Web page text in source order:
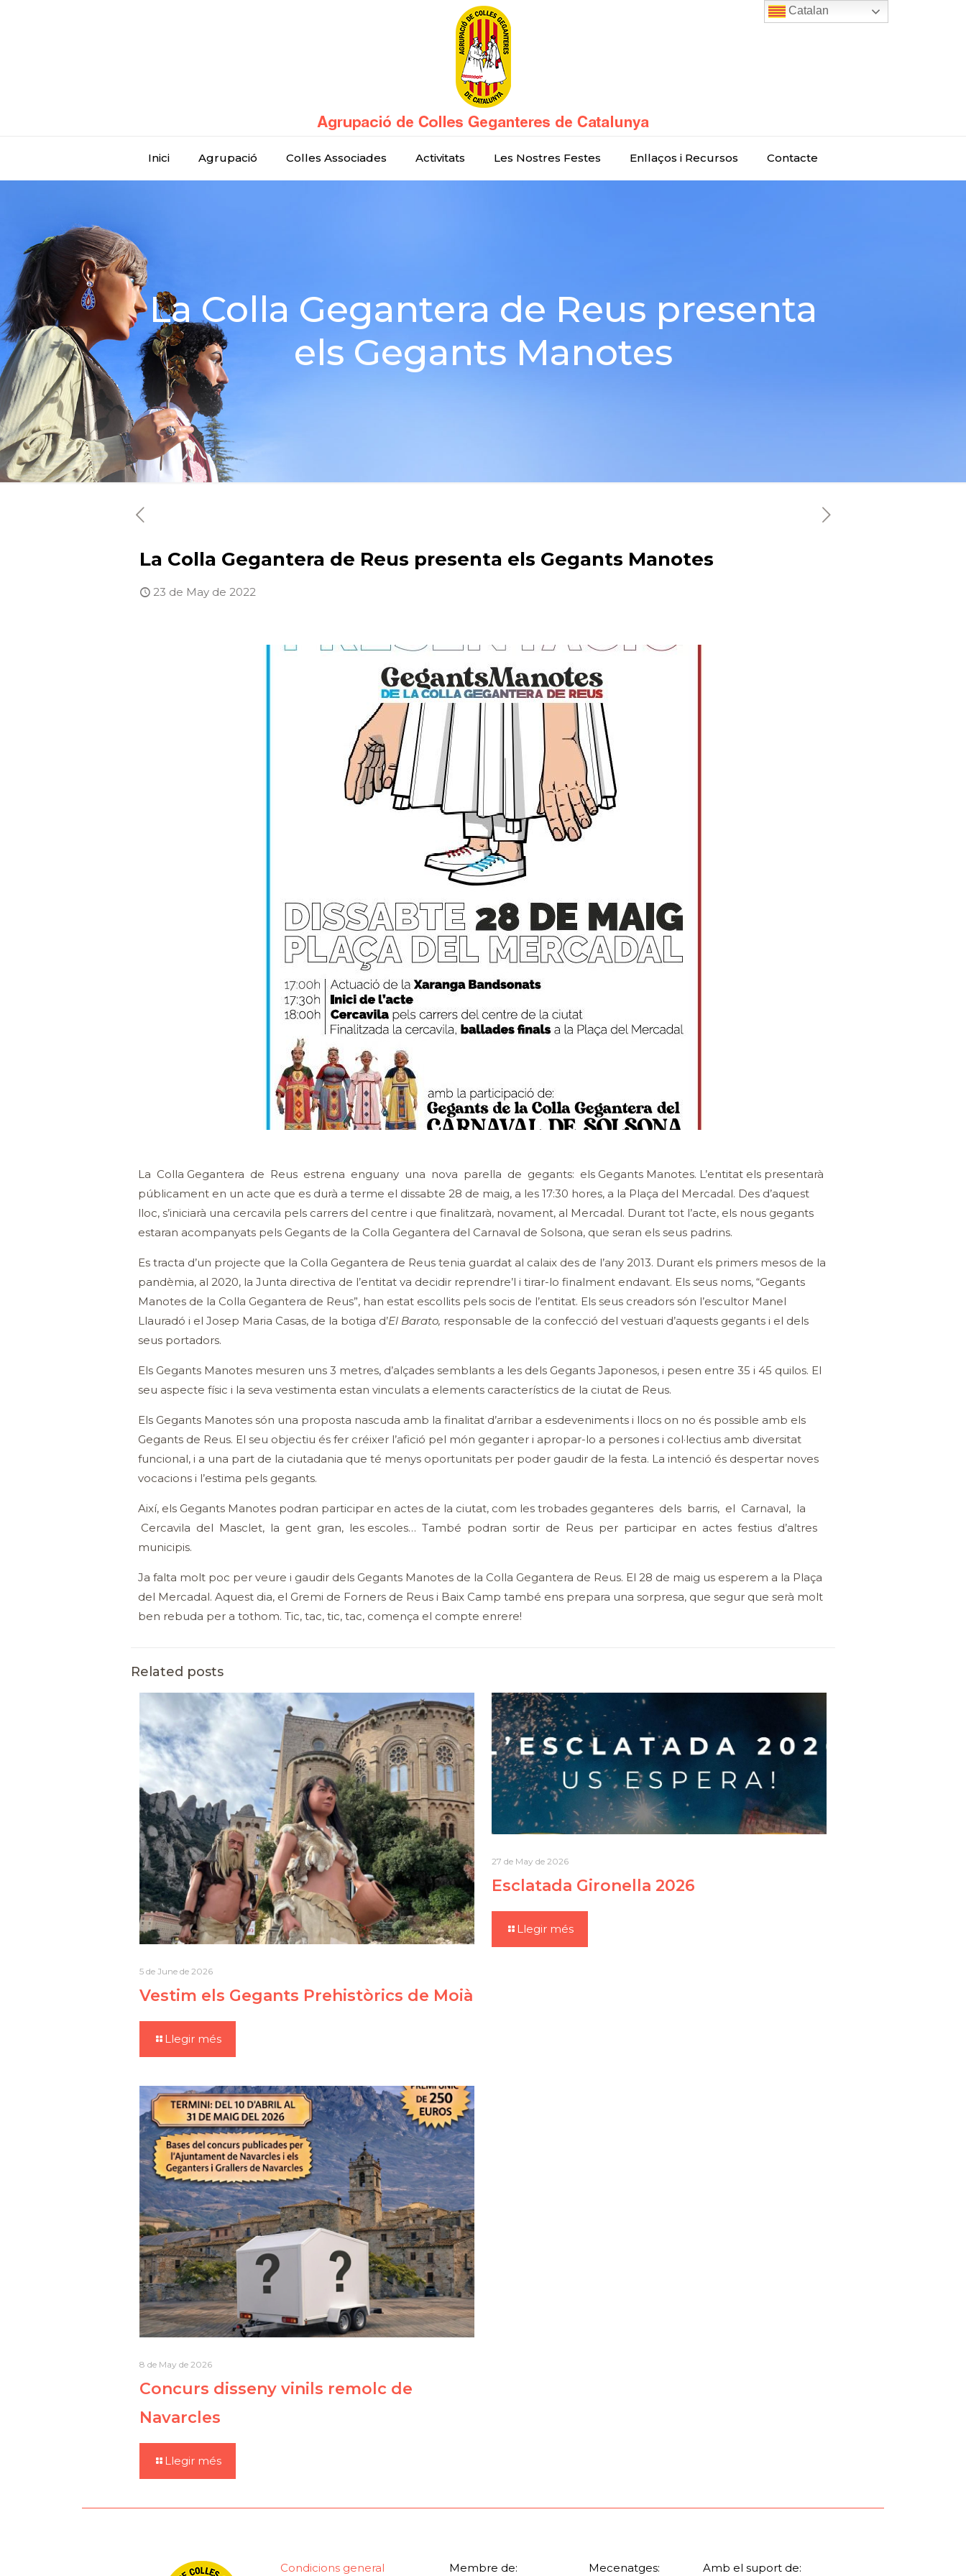
Inici Agrupació Colles Associades Activitats Les Nostres Festes Enllaços i Recursos Contacte
La Colla Gegantera de Reus presenta
els Gegants Manotes
La Colla Gegantera de Reus presenta els Gegants Manotes
23 de May de 2022
La Colla Gegantera de Reus estrena enguany una nova parella de gegants: els Gegants Manotes. L’entitat els presentarà
públicament en un acte que es durà a terme el dissabte 28 de maig, a les 17:30 hores, a la Plaça del Mercadal. Des d’aquest
lloc, s’iniciarà una cercavila pels carrers del centre i que finalitzarà, novament, al Mercadal. Durant tot l’acte, els nous gegants
estaran acompanyats pels Gegants de la Colla Gegantera del Carnaval de Solsona, que seran els seus padrins.
Es tracta d’un projecte que la Colla Gegantera de Reus tenia guardat al calaix des de l’any 2013. Durant els primers mesos de la
pandèmia, al 2020, la Junta directiva de l’entitat va decidir reprendre’l i tirar-lo finalment endavant. Els seus noms, “Gegants
Manotes de la Colla Gegantera de Reus”, han estat escollits pels socis de l’entitat. Els seus creadors són l’escultor Manel
Llauradó i el Josep Maria Casas, de la botiga d’El Barato, responsable de la confecció del vestuari d’aquests gegants i el dels
seus portadors.
Els Gegants Manotes mesuren uns 3 metres, d’alçades semblants a les dels Gegants Japonesos, i pesen entre 35 i 45 quilos. El
seu aspecte físic i la seva vestimenta estan vinculats a elements característics de la ciutat de Reus.
Els Gegants Manotes són una proposta nascuda amb la finalitat d’arribar a esdeveniments i llocs on no és possible amb els
Gegants de Reus. El seu objectiu és fer créixer l’afició pel món geganter i apropar-lo a persones i col·lectius amb diversitat
funcional, i a una part de la ciutadania que té menys oportunitats per poder gaudir de la festa. La intenció és despertar noves
vocacions i l’estima pels gegants.
Així, els Gegants Manotes podran participar en actes de la ciutat, com les trobades geganteres dels barris, el Carnaval, la
Cercavila del Masclet, la gent gran, les escoles… També podran sortir de Reus per participar en actes festius d’altres
municipis.
Ja falta molt poc per veure i gaudir dels Gegants Manotes de la Colla Gegantera de Reus. El 28 de maig us esperem a la Plaça
del Mercadal. Aquest dia, el Gremi de Forners de Reus i Baix Camp també ens prepara una sorpresa, que segur que serà molt
ben rebuda per a tothom. Tic, tac, tic, tac, comença el compte enrere!
Related posts
5 de June de 2026
Vestim els Gegants Prehistòrics de Moià
Llegir més
27 de May de 2026
Esclatada Gironella 2026
Llegir més
8 de May de 2026
Concurs disseny vinils remolc de
Navarcles
Llegir més
Condicions general Membre de: Mecenatges: Amb el suport de:
Catalan